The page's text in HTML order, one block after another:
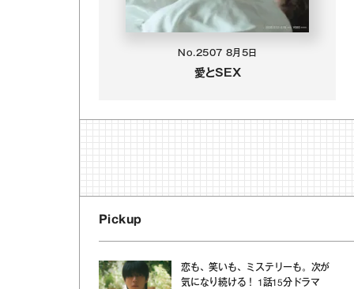
No.2507 8月5日
愛とSEX
Pickup
恋も、笑いも、ミステリーも。次が
気になり続ける！ 1話15分ドラマ